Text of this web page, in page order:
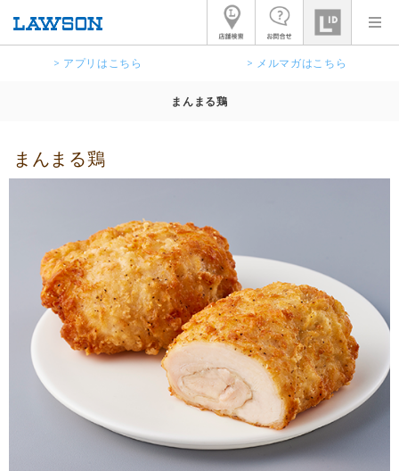
> アプリはこちら > メルマガはこちら
まんまる鶏
まんまる鶏